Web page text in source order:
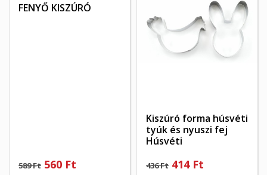
FENYŐ KISZÚRÓ
589 Ft 560 Ft
Kiszúró forma húsvéti
tyúk és nyuszi fej
Húsvéti
436 Ft 414 Ft